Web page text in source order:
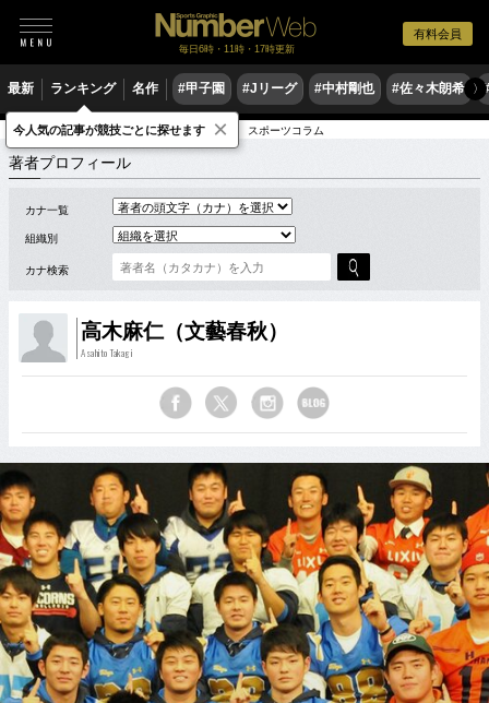
有料会員
毎日6時・11時・17時更新
最新 ランキング 名作 #甲子園 #Jリーグ #中村剛也 #佐々木朗希 〉
著者 文藝春秋 高木麻仁（文藝春秋） スポーツコラム
著者プロフィール
カナ一覧
組織別
カナ検索
高木麻仁（文藝春秋）
Asahito Takagi
今人気の記事が競技ごとに探せます ×